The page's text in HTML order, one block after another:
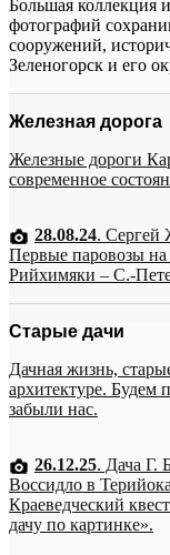
Большая коллекция
фотографий
сооружений,
Зеленогорск и его
Железная дорога
Железные дороги
современное
28.08.24. Сергей
Первые паровозы
Рийхимяки – С.-
Старые дачи
Дачная жизнь,
архитектуре. Будем
забыли нас.
26.12.25. Дача Г.
Воссидло в
Краеведческий
дачу по картинке».